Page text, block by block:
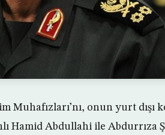
onun yurt dışı
Hamid Abdullahi ile Abdurrıza